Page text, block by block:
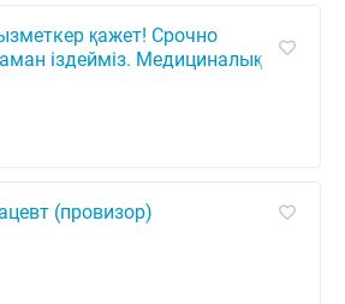
қажет! Срочно
іздейміз. Медициналық
қыз
(провизор)